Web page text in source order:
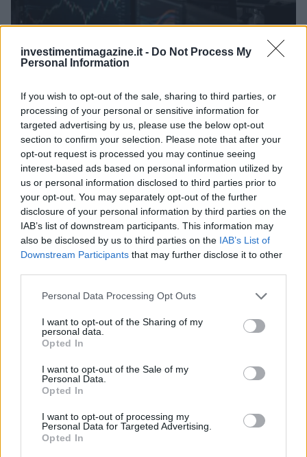
investimentimagazine.it - Do Not Process My
Personal Information
If you wish to opt-out of the sale, sharing to third parties, or
processing of your personal or sensitive information for
targeted advertising by us, please use the below opt-out
section to confirm your selection. Please note that after your
opt-out request is processed you may continue seeing
interest-based ads based on personal information utilized by
us or personal information disclosed to third parties prior to
your opt-out. You may separately opt-out of the further
disclosure of your personal information by third parties on the
IAB’s list of downstream participants. This information may
also be disclosed by us to third parties on the IAB’s List of
Downstream Participants that may further disclose it to other
Please note that this website/app uses one or more Google
not limited to your visit or usage behaviour. You may click to
grant or deny consent to Google and its third-party tags to
use your data for below specified purposes in below Google
consent section.
Personal Data Processing Opt Outs
I want to opt-out of the Sharing of my
personal data.
Opted In
I want to opt-out of the Sale of my
Personal Data.
Opted In
I want to opt-out of processing my
Personal Data for Targeted Advertising.
Opted In
Francesca Spadaro · 9 Ago 2026
Senato Usa approva maxi-pacchetto di sanzioni a Mosca e
Teheran
FINANZA